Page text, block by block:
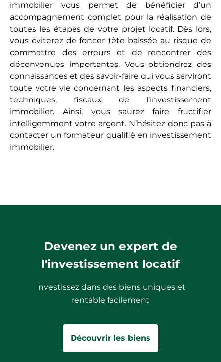
immobilier vous permet de bénéficier d’un
accompagnement complet pour la réalisation de
toutes les étapes de votre projet locatif. Dès lors,
vous éviterez de foncer tête baissée au risque de
commettre des erreurs et de rencontrer des
déconvenues importantes. Vous obtiendrez des
connaissances et des savoir-faire qui vous serviront
toute votre vie concernant les aspects financiers,
techniques, fiscaux de l’investissement
immobilier. Ainsi, vous saurez faire fructifier
intelligemment votre argent. N’hésitez donc pas à
contacter un formateur qualifié en investissement
immobilier.
Devenez un expert de
l'investissement locatif
Investissez dans des biens uniques et
rentable facilement
Découvrir les biens